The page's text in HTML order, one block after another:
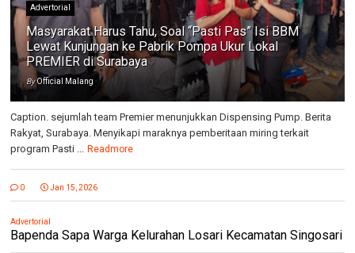
Advertorial
Masyarakat Harus Tahu, Soal “Pasti Pas” Isi BBM
Lewat Kunjungan ke Pabrik Pompa Ukur Lokal
PREMIER di Surabaya
ByOfficial Malang
Caption. sejumlah team Premier menunjukkan Dispensing Pump. Berita
Rakyat, Surabaya. Menyikapi maraknya pemberitaan miring terkait
program Pasti ... Readmore
0 Jan 15, 2026
Advertorial
Bapenda Sapa Warga Kelurahan Losari Kecamatan Singosari